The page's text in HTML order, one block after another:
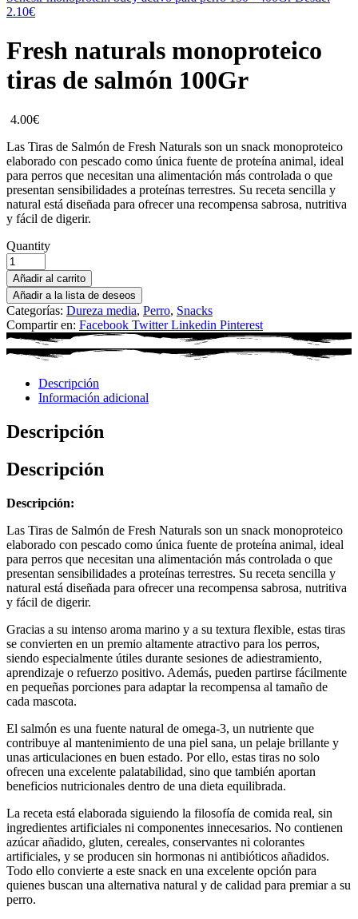
2.10€
Fresh naturals monoproteico
tiras de salmón 100Gr
4.00€
Las Tiras de Salmón de Fresh Naturals son un snack monoproteico
elaborado con pescado como única fuente de proteína animal, ideal
para perros que necesitan una alimentación más controlada o que
presentan sensibilidades a proteínas terrestres. Su receta sencilla y
natural está diseñada para ofrecer una recompensa sabrosa, nutritiva
y fácil de digerir.
Quantity
Añadir al carrito
Añadir a la lista de deseos
Categorías: Dureza media, Perro, Snacks
Compartir en: Facebook Twitter Linkedin Pinterest
Descripción
Información adicional
Descripción
Descripción
Descripción:
Las Tiras de Salmón de Fresh Naturals son un snack monoproteico
elaborado con pescado como única fuente de proteína animal, ideal
para perros que necesitan una alimentación más controlada o que
presentan sensibilidades a proteínas terrestres. Su receta sencilla y
natural está diseñada para ofrecer una recompensa sabrosa, nutritiva
y fácil de digerir.
Gracias a su intenso aroma marino y a su textura flexible, estas tiras
se convierten en un premio altamente atractivo para los perros,
siendo especialmente útiles durante sesiones de adiestramiento,
aprendizaje o refuerzo positivo. Además, pueden partirse fácilmente
en pequeñas porciones para adaptar la recompensa al tamaño de
cada mascota.
El salmón es una fuente natural de omega-3, un nutriente que
contribuye al mantenimiento de una piel sana, un pelaje brillante y
unas articulaciones en buen estado. Por ello, estas tiras no solo
ofrecen una excelente palatabilidad, sino que también aportan
beneficios nutricionales dentro de una dieta equilibrada.
La receta está elaborada siguiendo la filosofía de comida real, sin
ingredientes artificiales ni componentes innecesarios. No contienen
azúcar añadido, gluten, cereales, conservantes ni colorantes
artificiales, y se producen sin hormonas ni antibióticos añadidos.
Todo ello convierte a este snack en una excelente opción para
quienes buscan una alternativa natural y de calidad para premiar a su
perro.